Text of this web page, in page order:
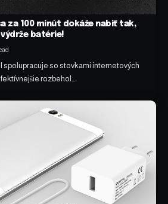
za 100 minút dokáže nabiť tak,
batérie!
spolupracuje so stovkami internetových
rozbehol…